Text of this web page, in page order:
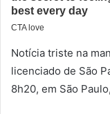
Notícia triste na
licenciado de São
8h20, em São